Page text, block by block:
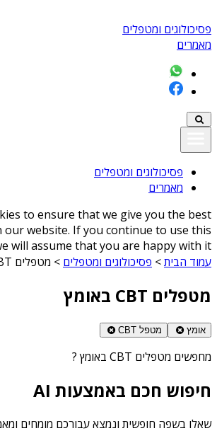
פסיכולוגים ומטפלים
מאמרים
פסיכולוגים ומטפלים
מאמרים
to ensure that we give you the best
our website. If you continue to use this
will assume that you are happy with it
עמוד הבית> פסיכולוגים ומטפלים > מטפלים CBT באומץ
מטפלים CBT באומץ
אומץ מטפל CBT
מחפשים מטפלים CBT באומץ ?
חיפוש חכם באמצעות AI
שאלו בשפה חופשית ונמצא עבורכם מומחים